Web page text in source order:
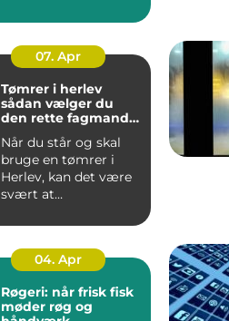
hurti...
07. Apr
Tømrer i herlev
sådan vælger du
den rette fagmand
Når du står og skal
bruge en tømrer i
Herlev, kan det være
svært at
du bør vælge, o...
04. Apr
Røgeri: når frisk fisk
møder røg og